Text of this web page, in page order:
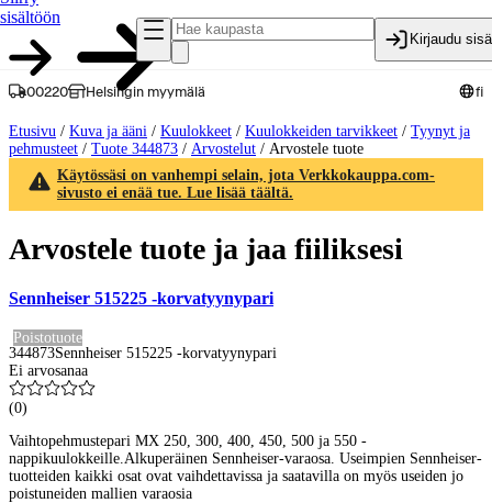
sisältöön
Kirjaudu
00220 Helsingin myymälä fi
Etusivu / Kuva ja ääni / Kuulokkeet / Kuulokkeiden tarvikkeet / Tyynyt ja
pehmusteet / Tuote 344873 / Arvostelut / Arvostele tuote
Käytössäsi on vanhempi selain, jota Verkkokauppa.com-
sivusto ei enää tue. Lue lisää täältä.
Arvostele tuote ja jaa fiiliksesi
Sennheiser 515225 -korvatyynypari
Poistotuote
344873Sennheiser 515225 -korvatyynypari
Ei arvosanaa
(0)
Vaihtopehmustepari MX 250, 300, 400, 450, 500 ja 550 -
nappikuulokkeille.Alkuperäinen Sennheiser-varaosa. Useimpien Sennheiser-
tuotteiden kaikki osat ovat vaihdettavissa ja saatavilla on myös useiden jo
poistuneiden mallien varaosia